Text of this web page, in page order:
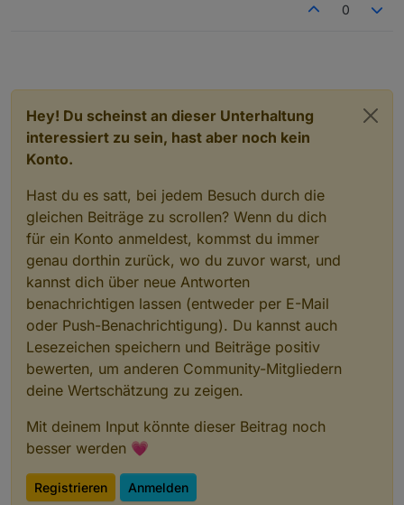
0
Hey! Du scheinst an dieser Unterhaltung
interessiert zu sein, hast aber noch kein
Konto.
Hast du es satt, bei jedem Besuch durch die
gleichen Beiträge zu scrollen? Wenn du dich
für ein Konto anmeldest, kommst du immer
genau dorthin zurück, wo du zuvor warst, und
kannst dich über neue Antworten
benachrichtigen lassen (entweder per E-Mail
oder Push-Benachrichtigung). Du kannst auch
Lesezeichen speichern und Beiträge positiv
bewerten, um anderen Community-Mitgliedern
deine Wertschätzung zu zeigen.
Mit deinem Input könnte dieser Beitrag noch
besser werden 💗
Registrieren Anmelden